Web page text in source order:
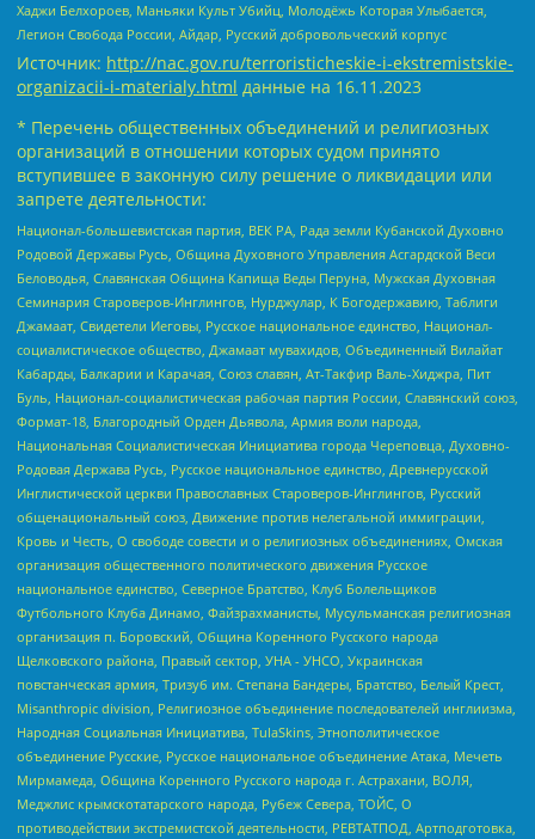
Хаджи Белхороев, Маньяки Культ Убийц, Молодёжь Которая Улыбается,
Легион Свобода России, Айдар, Русский добровольческий корпус
Источник: http://nac.gov.ru/terroristicheskie-i-ekstremistskie-
organizacii-i-materialy.html данные на 16.11.2023
* Перечень общественных объединений и религиозных
организаций в отношении которых судом принято
вступившее в законную силу решение о ликвидации или
запрете деятельности:
Национал-большевистская партия, ВЕК РА, Рада земли Кубанской Духовно
Родовой Державы Русь, Община Духовного Управления Асгардской Веси
Беловодья, Славянская Община Капища Веды Перуна, Мужская Духовная
Семинария Староверов-Инглингов, Нурджулар, К Богодержавию, Таблиги
Джамаат, Свидетели Иеговы, Русское национальное единство, Национал-
социалистическое общество, Джамаат мувахидов, Объединенный Вилайат
Кабарды, Балкарии и Карачая, Союз славян, Ат-Такфир Валь-Хиджра, Пит
Буль, Национал-социалистическая рабочая партия России, Славянский союз,
Формат-18, Благородный Орден Дьявола, Армия воли народа,
Национальная Социалистическая Инициатива города Череповца, Духовно-
Родовая Держава Русь, Русское национальное единство, Древнерусской
Инглистической церкви Православных Староверов-Инглингов, Русский
общенациональный союз, Движение против нелегальной иммиграции,
Кровь и Честь, О свободе совести и о религиозных объединениях, Омская
организация общественного политического движения Русское
национальное единство, Северное Братство, Клуб Болельщиков
Футбольного Клуба Динамо, Файзрахманисты, Мусульманская религиозная
организация п. Боровский, Община Коренного Русского народа
Щелковского района, Правый сектор, УНА - УНСО, Украинская
повстанческая армия, Тризуб им. Степана Бандеры, Братство, Белый Крест,
Misanthropic division, Религиозное объединение последователей инглиизма,
Народная Социальная Инициатива, TulaSkins, Этнополитическое
объединение Русские, Русское национальное объединение Атака, Мечеть
Мирмамеда, Община Коренного Русского народа г. Астрахани, ВОЛЯ,
Меджлис крымскотатарского народа, Рубеж Севера, ТОЙС, О
противодействии экстремистской деятельности, РЕВТАТПОД, Артподготовка,